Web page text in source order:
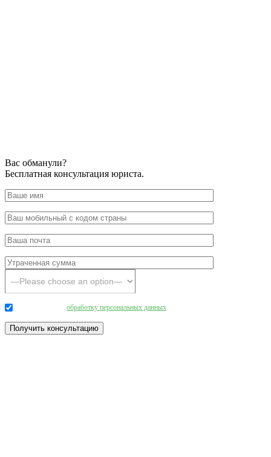
Вас обманули?
Бесплатная консультация юриста.
обработку персональных данных